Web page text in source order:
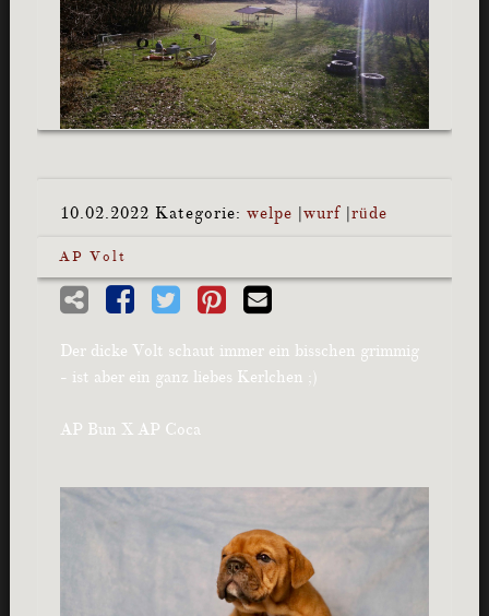
10.02.2022 Kategorie: welpe |wurf|rüde
AP Volt
Der dicke Volt schaut immer ein bisschen grimmig
- ist aber ein ganz liebes Kerlchen ;)
AP Bun X AP Coca